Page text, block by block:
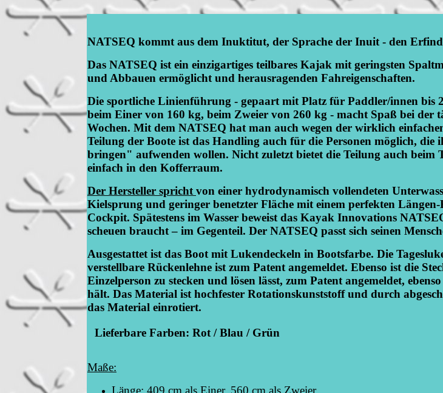
NATSEQ kommt aus dem Inuktitut, der Sprache der Inuit - den
Das NATSEQ ist ein einzigartiges teilbares Kajak mit geringsten
und Abbauen ermöglicht und herausragenden Fahreigenschaften.
Die sportliche Linienführung - gepaart mit Platz für Paddler/innen bis
beim Einer von 160 kg, beim Zweier von 260 kg - macht Spaß bei der
Wochen. Mit dem NATSEQ hat man auch wegen der wirklich
Teilung der Boote ist das Handling auch für die Personen möglich,
bringen" aufwenden wollen. Nicht zuletzt bietet die Teilung auch beim
einfach in den Kofferraum.
Der Hersteller sprichtvon einer hydrodynamisch vollendeten
Kielsprung und geringer benetzter Fläche mit einem perfekten
Cockpit. Spätestens im Wasser beweist das Kayak Innovations
scheuen braucht – im Gegenteil. Der NATSEQ passt sich seinen
Ausgestattet ist das Boot mit Lukendeckeln in Bootsfarbe. Die
verstellbare Rückenlehne ist zum Patent angemeldet. Ebenso ist die
Einzelperson zu stecken und lösen lässt, zum Patent angemeldet,
hält. Das Material ist hochfester Rotationskunststoff und durch
das Material einrotiert.
Lieferbare Farben: Rot / Blau / Grün
Maße:
Länge: 409 cm als Einer, 560 cm als Zweier